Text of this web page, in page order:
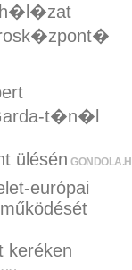
t�n�l
ülésén
európai
keréken